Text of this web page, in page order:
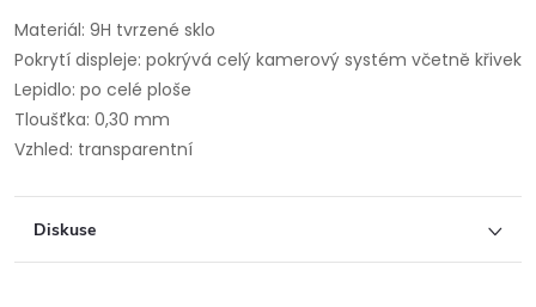
Materiál: 9H tvrzené sklo
Pokrytí displeje: pokrývá celý kamerový systém včetně křivek
Lepidlo: po celé ploše
Tloušťka: 0,30 mm
Vzhled: transparentní
Diskuse